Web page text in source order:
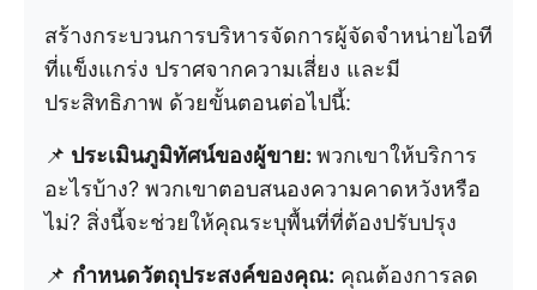
สร้างกระบวนการบริหารจัดการผู้จัดจำหน่ายไอที
ที่แข็งแกร่ง ปราศจากความเสี่ยง และมี
ประสิทธิภาพ ด้วยขั้นตอนต่อไปนี้:
📌 ประเมินภูมิทัศน์ของผู้ขาย: พวกเขาให้บริการ
อะไรบ้าง? พวกเขาตอบสนองความคาดหวังหรือ
ไม่? สิ่งนี้จะช่วยให้คุณระบุพื้นที่ที่ต้องปรับปรุง
📌 กำหนดวัตถุประสงค์ของคุณ: คุณต้องการลด